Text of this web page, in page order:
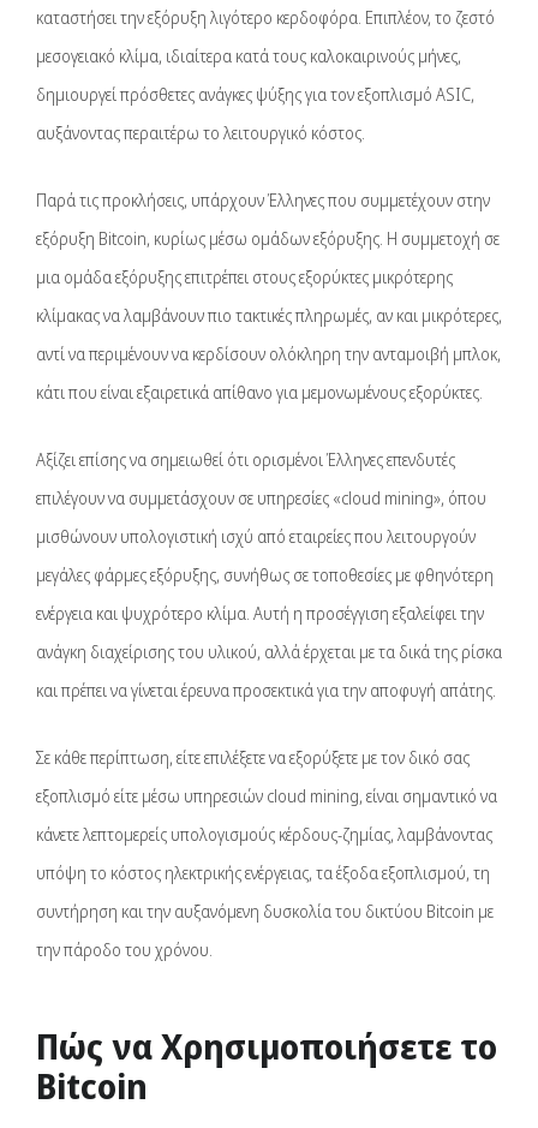
καταστήσει την εξόρυξη λιγότερο κερδοφόρα. Επιπλέον, το ζεστό
μεσογειακό κλίμα, ιδιαίτερα κατά τους καλοκαιρινούς μήνες,
δημιουργεί πρόσθετες ανάγκες ψύξης για τον εξοπλισμό ASIC,
αυξάνοντας περαιτέρω το λειτουργικό κόστος.
Παρά τις προκλήσεις, υπάρχουν Έλληνες που συμμετέχουν στην
εξόρυξη Bitcoin, κυρίως μέσω ομάδων εξόρυξης. Η συμμετοχή σε
μια ομάδα εξόρυξης επιτρέπει στους εξορύκτες μικρότερης
κλίμακας να λαμβάνουν πιο τακτικές πληρωμές, αν και μικρότερες,
αντί να περιμένουν να κερδίσουν ολόκληρη την ανταμοιβή μπλοκ,
κάτι που είναι εξαιρετικά απίθανο για μεμονωμένους εξορύκτες.
Αξίζει επίσης να σημειωθεί ότι ορισμένοι Έλληνες επενδυτές
επιλέγουν να συμμετάσχουν σε υπηρεσίες «cloud mining», όπου
μισθώνουν υπολογιστική ισχύ από εταιρείες που λειτουργούν
μεγάλες φάρμες εξόρυξης, συνήθως σε τοποθεσίες με φθηνότερη
ενέργεια και ψυχρότερο κλίμα. Αυτή η προσέγγιση εξαλείφει την
ανάγκη διαχείρισης του υλικού, αλλά έρχεται με τα δικά της ρίσκα
και πρέπει να γίνεται έρευνα προσεκτικά για την αποφυγή απάτης.
Σε κάθε περίπτωση, είτε επιλέξετε να εξορύξετε με τον δικό σας
εξοπλισμό είτε μέσω υπηρεσιών cloud mining, είναι σημαντικό να
κάνετε λεπτομερείς υπολογισμούς κέρδους-ζημίας, λαμβάνοντας
υπόψη το κόστος ηλεκτρικής ενέργειας, τα έξοδα εξοπλισμού, τη
συντήρηση και την αυξανόμενη δυσκολία του δικτύου Bitcoin με
την πάροδο του χρόνου.
Πώς να Χρησιμοποιήσετε το
Bitcoin